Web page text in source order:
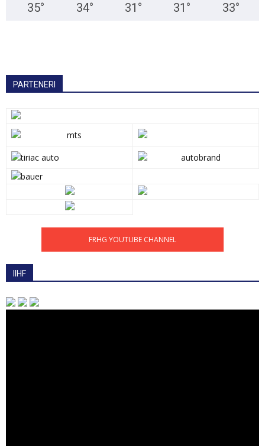
35° 34° 31 ° 31 ° 33°
PARTENERI
FRHG YOUTUBE CHANNEL
IIHF